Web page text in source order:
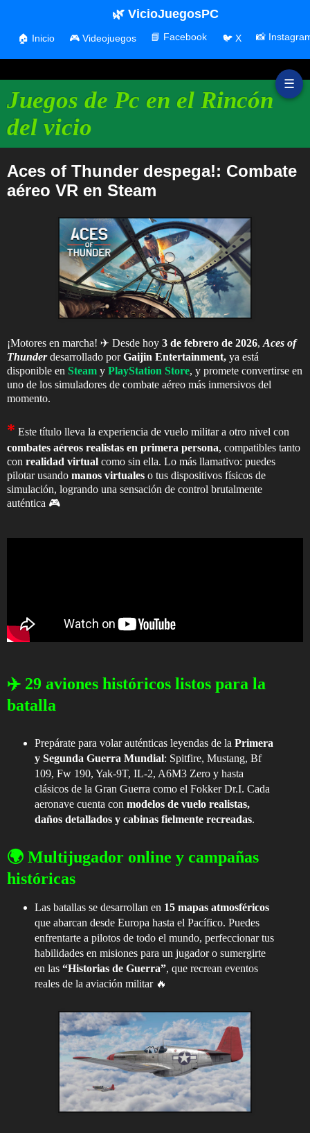
☰
Juegos de Pc en el Rincón
del vicio
🌿 VicioJuegosPC
🏠 Inicio 🎮 Videojuegos 📘 Facebook 🐦 X 📸
Aces of Thunder despega!: Combate
aéreo VR en Steam
¡Motores en marcha! ✈️ Desde hoy 3 de febrero de 2026, Aces of
Thunderdesarrollado porGaijin Entertainment, ya está
disponible en Steam y PlayStation Store, y promete convertirse en
uno de los simuladores de combate aéreo más inmersivos del
momento.
* Este título lleva la experiencia de vuelo militar a otro nivel con
combates aéreos realistas en primera persona, compatibles tanto
con realidad virtual como sin ella. Lo más llamativo: puedes
pilotar usando manos virtuales o tus dispositivos físicos de
simulación, logrando una sensación de control brutalmente
auténtica 🎮
✈️ 29 aviones históricos listos para la
batalla
Prepárate para volar auténticas leyendas de la Primera
y Segunda Guerra Mundial: Spitfire, Mustang, Bf
109, Fw 190, Yak-9T, IL-2, A6M3 Zero y hasta
clásicos de la Gran Guerra como el Fokker Dr.I. Cada
aeronave cuenta con modelos de vuelo realistas,
daños detallados y cabinas fielmente recreadas.
🌍 Multijugador online y campañas
históricas
Las batallas se desarrollan en 15 mapas atmosféricos
que abarcan desde Europa hasta el Pacífico. Puedes
enfrentarte a pilotos de todo el mundo, perfeccionar tus
habilidades en misiones para un jugador o sumergirte
en las “Historias de Guerra”, que recrean eventos
reales de la aviación militar 🔥